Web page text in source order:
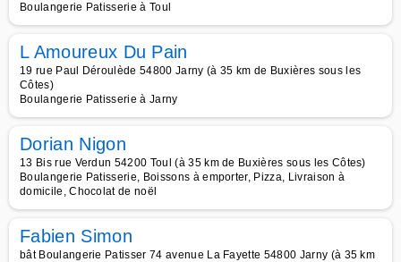
Boulangerie Patisserie à Toul
L Amoureux Du Pain
19 rue Paul Déroulède 54800 Jarny (à 35 km de Buxières sous les
Côtes)
Boulangerie Patisserie à Jarny
Dorian Nigon
13 Bis rue Verdun 54200 Toul (à 35 km de Buxières sous les Côtes)
Boulangerie Patisserie, Boissons à emporter, Pizza, Livraison à
domicile, Chocolat de noël
Fabien Simon
bât Boulangerie Patisser 74 avenue La Fayette 54800 Jarny (à 35 km